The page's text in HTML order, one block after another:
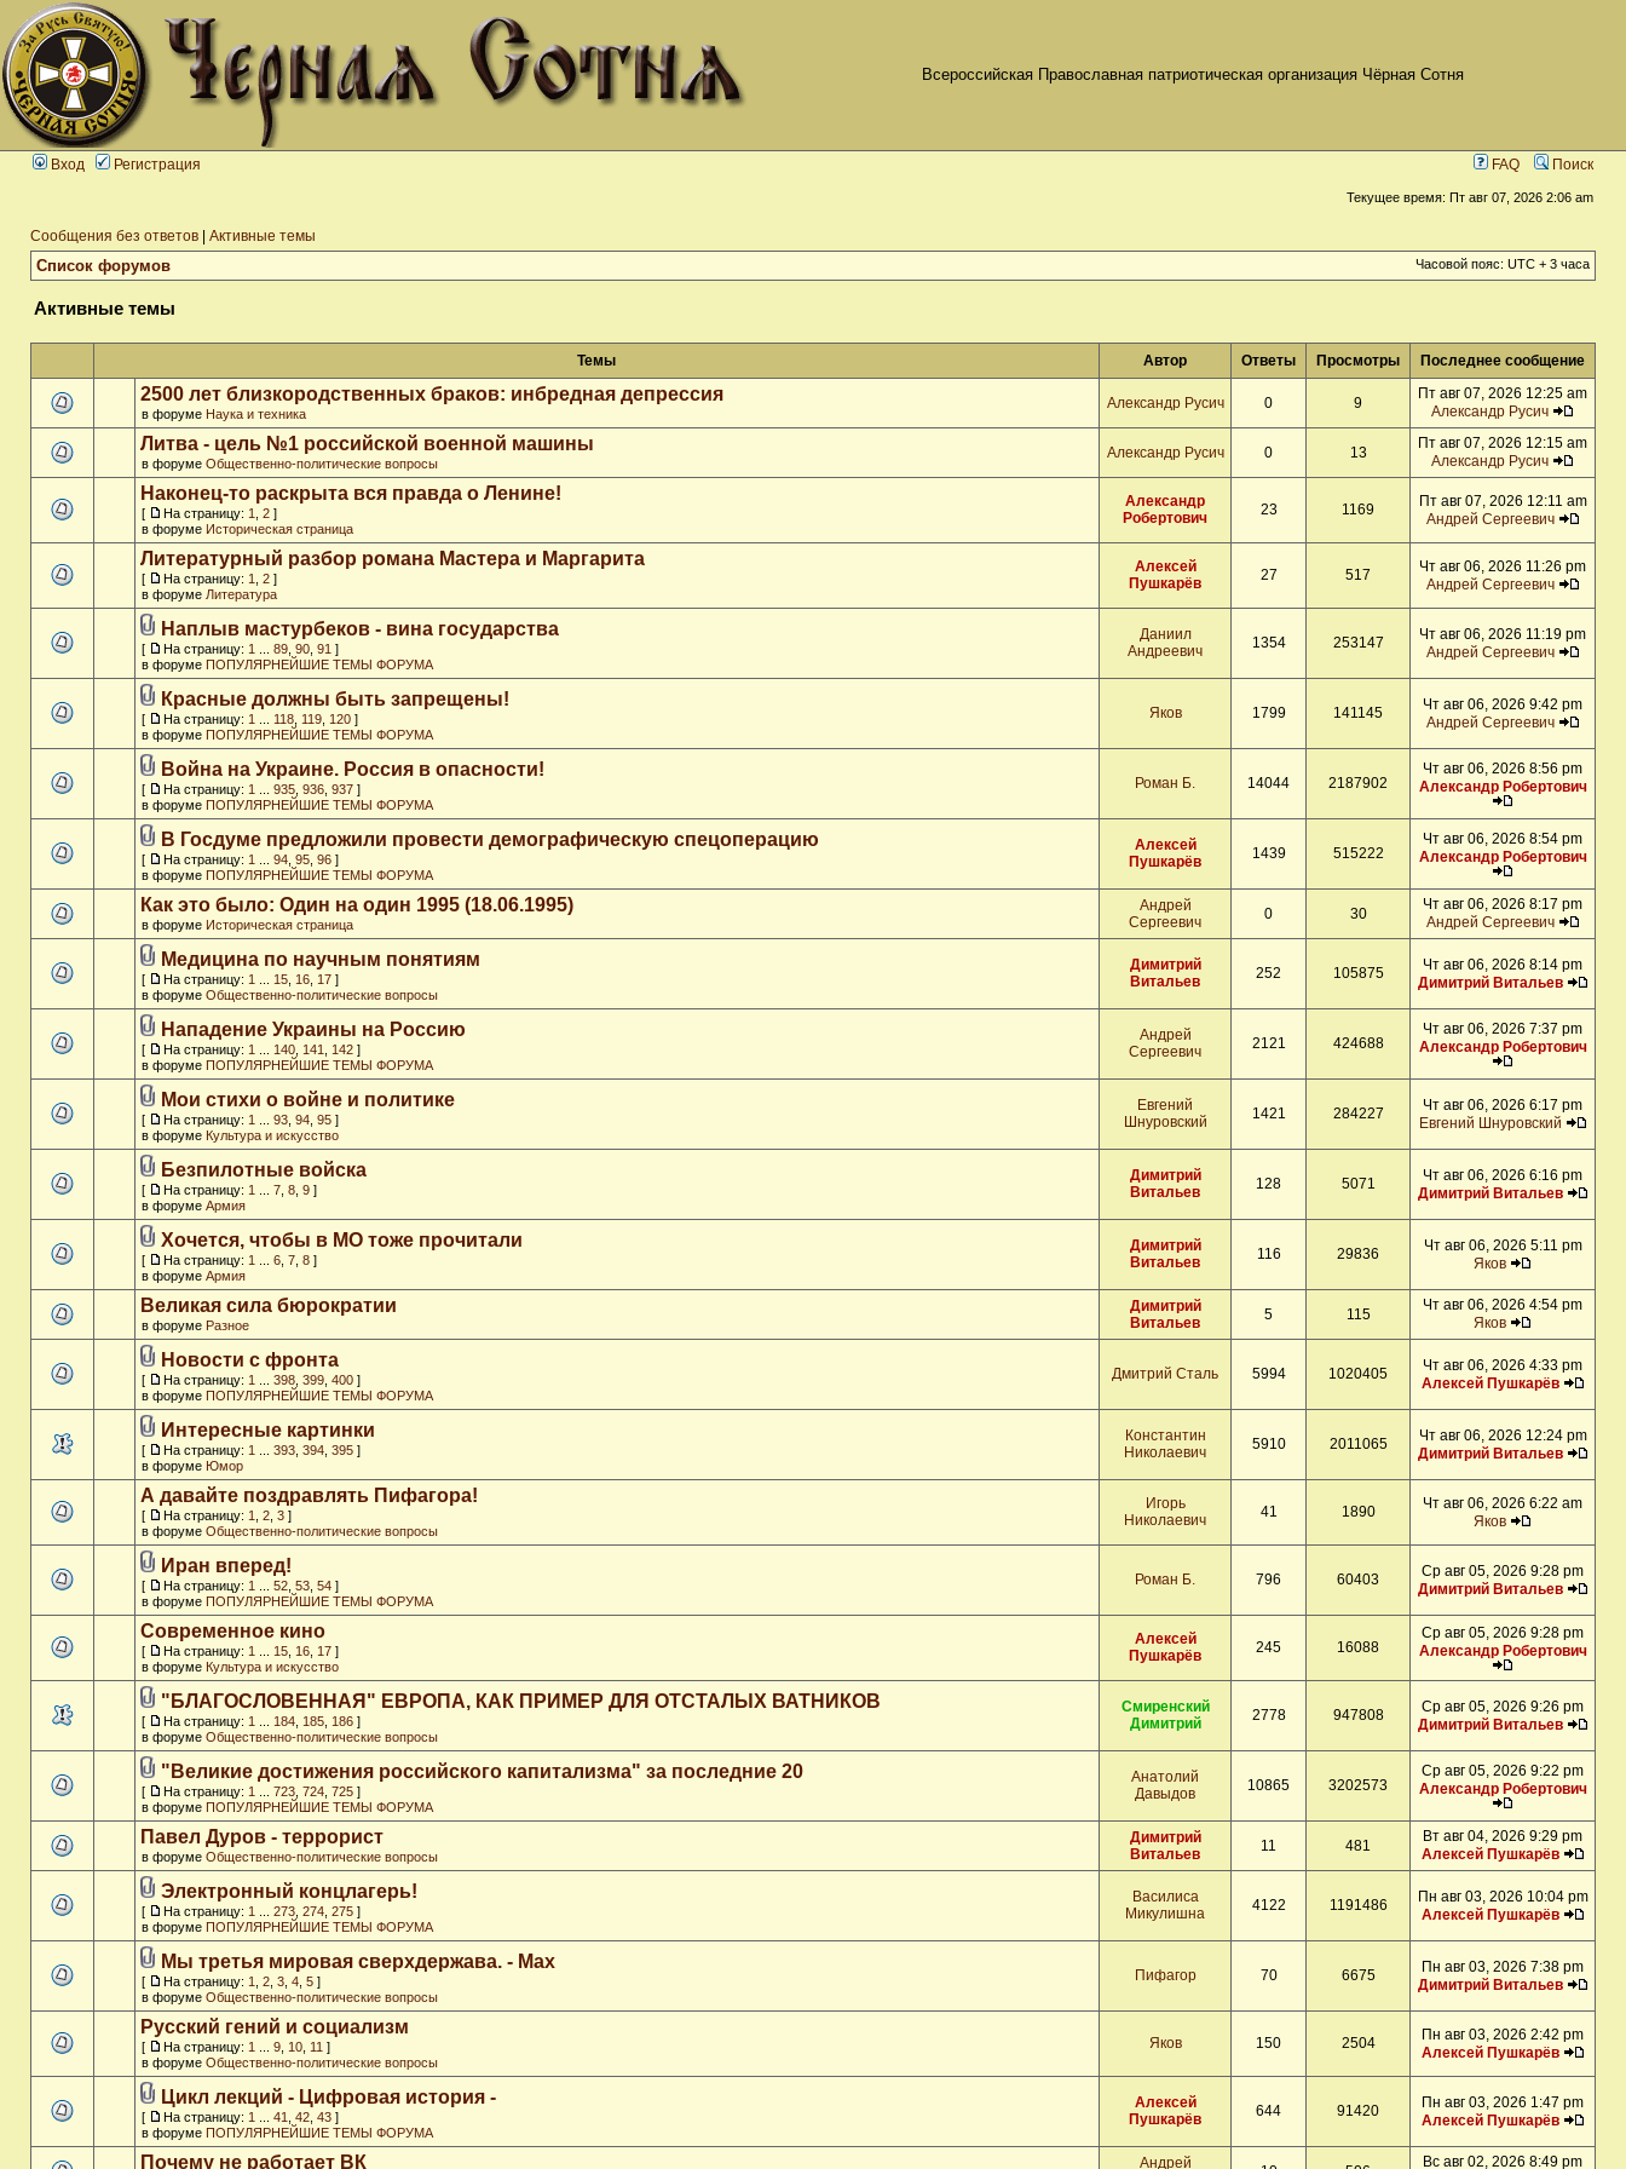
Всероссийская Православная патриотическая организация Чёрная Сотня
Вход Регистрация FAQ Поиск
Текущее время: Пт авг 07, 2026 2:06 am
Сообщения без ответов Активные темы
Список форумов Часовой пояс: UTC + 3 часа
Активные темы
Темы Автор Ответы Просмотры Последнее сообщение
2500 лет близкородственных браков: инбредная депрессия
в форуме Наука и техника
Александр Русич 0 9
Пт авг 07, 2026 12:25 am
Александр Русич
Литва - цель №1 российской военной машины
в форуме Общественно-политические вопросы
Александр Русич 0 13
Пт авг 07, 2026 12:15 am
Александр Русич
Наконец-то раскрыта вся правда о Ленине!
[ На страницу: 1 2 ]
в форуме Историческая страница
Александр
Робертович
23 1169
Пт авг 07, 2026 12:11 am
Андрей Сергеевич
Литературный разбор романа Мастера и Маргарита
[ На страницу: 1 2 ]
в форуме Литература
Алексей
Пушкарёв
27 517
Чт авг 06, 2026 11:26 pm
Андрей Сергеевич
Наплыв мастурбеков - вина государства
[ На страницу: 1 89 90 91 ]
в форуме ПОПУЛЯРНЕЙШИЕ ТЕМЫ ФОРУМА
Даниил
Андреевич
1354 253147
Чт авг 06, 2026 11:19 pm
Андрей Сергеевич
Красные должны быть запрещены!
[ На страницу: 1 118 119 120 ]
в форуме ПОПУЛЯРНЕЙШИЕ ТЕМЫ ФОРУМА
Яков 1799 141145
Чт авг 06, 2026 9:42 pm
Андрей Сергеевич
Война на Украине. Россия в опасности!
[ На страницу: 1 935 936 937 ]
в форуме ПОПУЛЯРНЕЙШИЕ ТЕМЫ ФОРУМА
Роман Б. 14044 2187902
Чт авг 06, 2026 8:56 pm
Александр Робертович
В Госдуме предложили провести демографическую спецоперацию
[ На страницу: 1 94 95 96 ]
в форуме ПОПУЛЯРНЕЙШИЕ ТЕМЫ ФОРУМА
Алексей
Пушкарёв
1439 515222
Чт авг 06, 2026 8:54 pm
Александр Робертович
Как это было: Один на один 1995 (18.06.1995)
в форуме Историческая страница
Андрей
Сергеевич
0 30
Чт авг 06, 2026 8:17 pm
Андрей Сергеевич
Медицина по научным понятиям
[ На страницу: 1 15 16 17 ]
в форуме Общественно-политические вопросы
Димитрий
Витальев
252 105875
Чт авг 06, 2026 8:14 pm
Димитрий Витальев
Нападение Украины на Россию
[ На страницу: 1 140 141 142 ]
в форуме ПОПУЛЯРНЕЙШИЕ ТЕМЫ ФОРУМА
Андрей
Сергеевич
2121 424688
Чт авг 06, 2026 7:37 pm
Александр Робертович
Мои стихи о войне и политике
[ На страницу: 1 93 94 95 ]
в форуме Культура и искусство
Евгений
Шнуровский
1421 284227
Чт авг 06, 2026 6:17 pm
Евгений Шнуровский
Безпилотные войска
[ На страницу: 1 7 8 9 ]
в форуме Армия
Димитрий
Витальев
128 5071
Чт авг 06, 2026 6:16 pm
Димитрий Витальев
Хочется, чтобы в МО тоже прочитали
[ На страницу: 1 6 7 8 ]
в форуме Армия
Димитрий
Витальев
116 29836
Чт авг 06, 2026 5:11 pm
Яков
Великая сила бюрократии
в форуме Разное
Димитрий
Витальев
5 115
Чт авг 06, 2026 4:54 pm
Яков
Новости с фронта
[ На страницу: 1 398 399 400 ]
в форуме ПОПУЛЯРНЕЙШИЕ ТЕМЫ ФОРУМА
Дмитрий Сталь 5994 1020405
Чт авг 06, 2026 4:33 pm
Алексей Пушкарёв
Интересные картинки
[ На страницу: 1 393 394 395 ]
в форуме Юмор
Константин
Николаевич
5910 2011065
Чт авг 06, 2026 12:24 pm
Димитрий Витальев
А давайте поздравлять Пифагора!
[ На страницу: 1 2 3 ]
в форуме Общественно-политические вопросы
Игорь
Николаевич
41 1890
Чт авг 06, 2026 6:22 am
Яков
Иран вперед!
[ На страницу: 1 52 53 54 ]
в форуме ПОПУЛЯРНЕЙШИЕ ТЕМЫ ФОРУМА
Роман Б. 796 60403
Ср авг 05, 2026 9:28 pm
Димитрий Витальев
Современное кино
[ На страницу: 1 15 16 17 ]
в форуме Культура и искусство
Алексей
Пушкарёв
245 16088
Ср авг 05, 2026 9:28 pm
Александр Робертович
"БЛАГОСЛОВЕННАЯ" ЕВРОПА, КАК ПРИМЕР ДЛЯ ОТСТАЛЫХ ВАТНИКОВ
[ На страницу: 1 184 185 186 ]
в форуме Общественно-политические вопросы
Смиренский
Димитрий
2778 947808
Ср авг 05, 2026 9:26 pm
Димитрий Витальев
"Великие достижения российского капитализма" за последние 20
[ На страницу: 1 723 724 725 ]
в форуме ПОПУЛЯРНЕЙШИЕ ТЕМЫ ФОРУМА
Анатолий
Давыдов
10865 3202573
Ср авг 05, 2026 9:22 pm
Александр Робертович
Павел Дуров - террорист
в форуме Общественно-политические вопросы
Димитрий
Витальев
11 481
Вт авг 04, 2026 9:29 pm
Алексей Пушкарёв
Электронный концлагерь!
[ На страницу: 1 273 274 275 ]
в форуме ПОПУЛЯРНЕЙШИЕ ТЕМЫ ФОРУМА
Василиса
Микулишна
4122 1191486
Пн авг 03, 2026 10:04 pm
Алексей Пушкарёв
Мы третья мировая сверхдержава. - Max
[ На страницу: 1 2 3 4 5 ]
в форуме Общественно-политические вопросы
Пифагор 70 6675
Пн авг 03, 2026 7:38 pm
Димитрий Витальев
Русский гений и социализм
[ На страницу: 1 9 10 11 ]
в форуме Общественно-политические вопросы
Яков 150 2504
Пн авг 03, 2026 2:42 pm
Алексей Пушкарёв
Цикл лекций - Цифровая история -
[ На страницу: 1 41 42 43 ]
в форуме ПОПУЛЯРНЕЙШИЕ ТЕМЫ ФОРУМА
Алексей
Пушкарёв
644 91420
Пн авг 03, 2026 1:47 pm
Алексей Пушкарёв
Почему не работает ВК Андрей Вс авг 02, 2026 8:49 pm